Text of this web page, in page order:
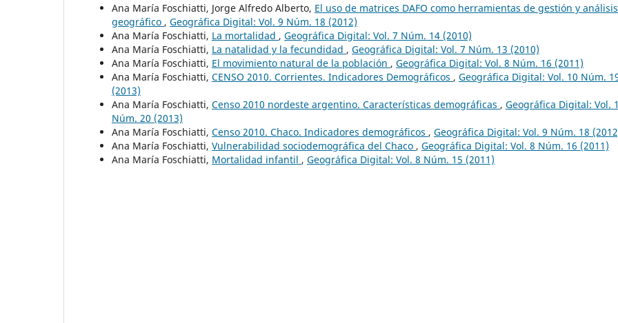
Ana María Foschiatti, Jorge Alfredo Alberto, El uso de matrices DAFO como herramientas de gestión y análisis
geográfico , Geográfica Digital: Vol. 9 Núm. 18 (2012)
Ana María Foschiatti, La mortalidad , Geográfica Digital: Vol. 7 Núm. 14 (2010)
Ana María Foschiatti, La natalidad y la fecundidad , Geográfica Digital: Vol. 7 Núm. 13 (2010)
Ana María Foschiatti, El movimiento natural de la población , Geográfica Digital: Vol. 8 Núm. 16 (2011)
Ana María Foschiatti, CENSO 2010. Corrientes. Indicadores Demográficos , Geográfica Digital: Vol. 10 Núm.
(2013)
Ana María Foschiatti, Censo 2010 nordeste argentino. Características demográficas , Geográfica Digital: Vol.
Núm. 20 (2013)
Ana María Foschiatti, Censo 2010. Chaco. Indicadores demográficos , Geográfica Digital: Vol. 9 Núm. 18
Ana María Foschiatti, Vulnerabilidad sociodemográfica del Chaco , Geográfica Digital: Vol. 8 Núm. 16 (2011)
Ana María Foschiatti, Mortalidad infantil , Geográfica Digital: Vol. 8 Núm. 15 (2011)